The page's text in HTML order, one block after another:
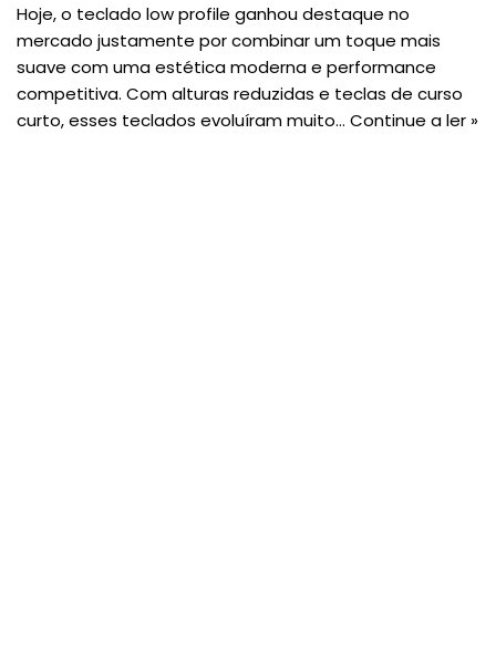
Hoje, o teclado low profile ganhou destaque no
mercado justamente por combinar um toque mais
suave com uma estética moderna e performance
competitiva. Com alturas reduzidas e teclas de curso
curto, esses teclados evoluíram muito… Continue a ler »